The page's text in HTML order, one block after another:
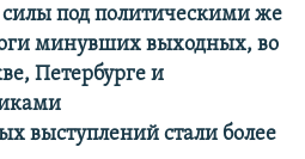
под политическими же
минувших выходных, во
Петербурге и
выступлений стали более